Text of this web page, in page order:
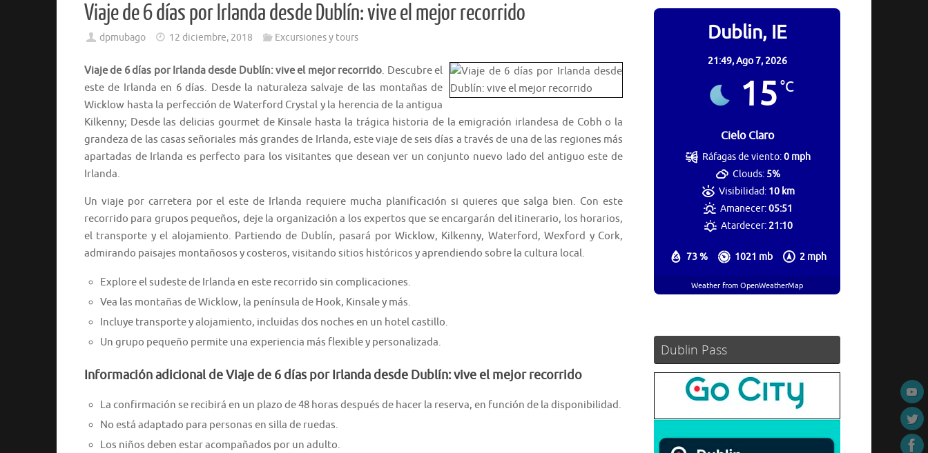
Viaje de 6 días por Irlanda desde Dublín: vive el mejor recorrido
dpmubago 12 diciembre, 2018 Excursiones y tours
Viaje de 6 días por Irlanda desde Dublín: vive el mejor recorrido. Descubre el
este de Irlanda en 6 días. Desde la naturaleza salvaje de las montañas de
Wicklow hasta la perfección de Waterford Crystal y la herencia de la antigua
Kilkenny; Desde las delicias gourmet de Kinsale hasta la trágica historia de la emigración irlandesa de Cobh o la
grandeza de las casas señoriales más grandes de Irlanda, este viaje de seis días a través de una de las regiones más
apartadas de Irlanda es perfecto para los visitantes que desean ver un conjunto nuevo lado del antiguo este de
Irlanda.
Un viaje por carretera por el este de Irlanda requiere mucha planificación si quieres que salga bien. Con este
recorrido para grupos pequeños, deje la organización a los expertos que se encargarán del itinerario, los horarios,
el transporte y el alojamiento. Partiendo de Dublín, pasará por Wicklow, Kilkenny, Waterford, Wexford y Cork,
admirando paisajes montañosos y costeros, visitando sitios históricos y aprendiendo sobre la cultura local.
Explore el sudeste de Irlanda en este recorrido sin complicaciones.
Vea las montañas de Wicklow, la península de Hook, Kinsale y más.
Incluye transporte y alojamiento, incluidas dos noches en un hotel castillo.
Un grupo pequeño permite una experiencia más flexible y personalizada.
Información adicional de Viaje de 6 días por Irlanda desde Dublín: vive el mejor recorrido
La confirmación se recibirá en un plazo de 48 horas después de hacer la reserva, en función de la disponibilidad.
No está adaptado para personas en silla de ruedas.
Los niños deben estar acompañados por un adulto.
Dublin, IE
21:49,Ago 7, 2026
15°C
Cielo Claro
73 % 1021 mb 2 mph
Ráfagas de viento:0 mph
Clouds: 5%
Visibilidad: 10 km
Amanecer:05:51
Atardecer:21:10
Weather from OpenWeatherMap
Dublin Pass